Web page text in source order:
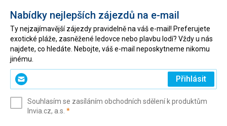
Nabídky nejlepších zájezdů na e-mail
Ty nejzajímavější zájezdy pravidelně na váš e-mail! Preferujete
exotické pláže, zasněžené ledovce nebo plavbu lodí? Vždy u nás
najdete, co hledáte. Nebojte, váš e-mail neposkytneme nikomu
jinému.
Zadejte
svůj
(povinné)
Přihlásit
Souhlasím se zasíláním obchodních sdělení k produktům
Invia.cz, a.s. *(povinné)